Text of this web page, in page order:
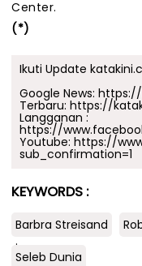
Center.
(*)
Ikuti Update
Google News: https://
Terbaru: https://
Langganan :
https://
Youtube: https://
sub_confirmation=1
KEYWORDS :
Barbra Streisand
.
Seleb Dunia